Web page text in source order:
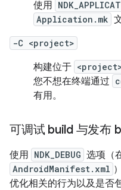
使用
Application.mk
-C <project>
构建位于
您不想在终端通过
有用。
可调试 build 与发布
使用 NDK_DEBUG 选项（
AndroidManifest.xml
优化相关的行为以及是否